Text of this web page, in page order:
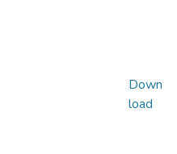
Down
load